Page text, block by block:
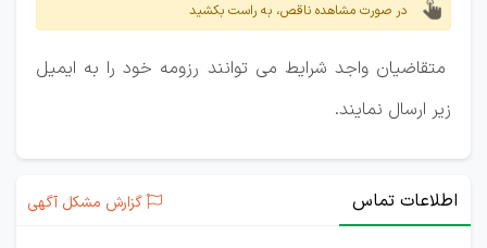
در صورت مشاهده ناقص، به راست بکشید
متقاضیان واجد شرایط می توانند رزومه خود را به ایمیل
زیر ارسال نمایند.
اطلاعات تماس گزارش مشکل آگهی